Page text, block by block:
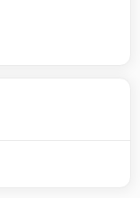
품, 운동용품